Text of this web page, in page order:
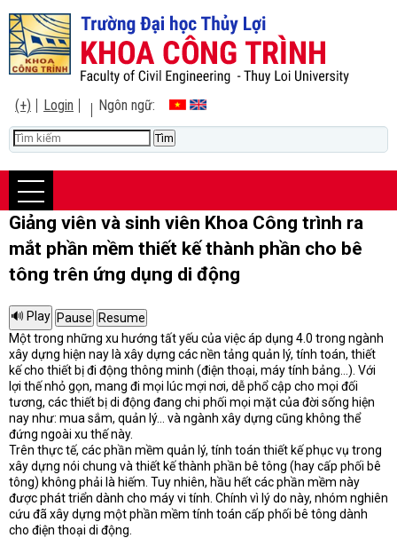
(+) Login Ngôn ngữ:
Giảng viên và sinh viên Khoa Công trình ra
mắt phần mềm thiết kế thành phần cho bê
tông trên ứng dụng di động
Một trong những xu hướng tất yếu của việc áp dụng 4.0 trong ngành
xây dựng hiện nay là xây dựng các nền tảng quản lý, tính toán, thiết
kế cho thiết bị đi động thông minh (điện thoại, máy tính bảng…). Với
lợi thế nhỏ gọn, mang đi mọi lúc mợi nơi, dễ phổ cập cho mọi đối
tương, các thiết bị di động đang chi phối mọi mặt của đời sống hiện
nay như: mua sắm, quản lý… và ngành xây dựng cũng không thể
đứng ngoài xu thế này.
Trên thực tế, các phần mềm quản lý, tính toán thiết kế phục vụ trong
xây dựng nói chung và thiết kế thành phần bê tông (hay cấp phối bê
tông) không phải là hiếm. Tuy nhiên, hầu hết các phần mềm này
được phát triển dành cho máy vi tính. Chính vì lý do này, nhóm nghiên
cứu đã xây dựng một phần mềm tính toán cấp phối bê tông dành
cho điện thoại di động.